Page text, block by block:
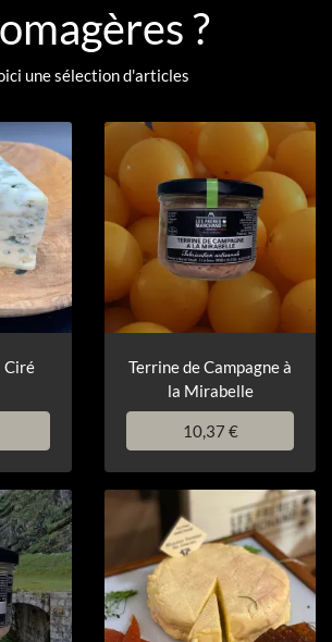
?
une sélection d'articles
Ciré
Terrine de Campagne à
la Mirabelle
10,37 €